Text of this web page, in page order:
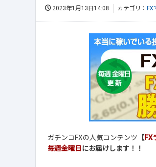
2023年1月13日14:08 カテゴリ：
ガチンコFXの人気コンテンツ 【 FX
毎週金曜日 にお届けします！！